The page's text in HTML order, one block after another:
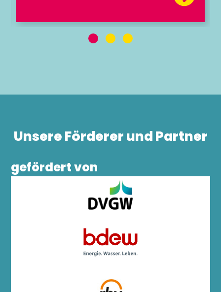
Unsere Förderer und Partner
gefördert von